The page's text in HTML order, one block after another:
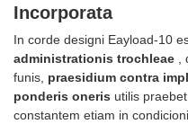
Incorporata
In corde designi Eayload-10
administrationis trochleae ,
funis, praesidium contra
ponderis oneris utilis
constantem etiam in